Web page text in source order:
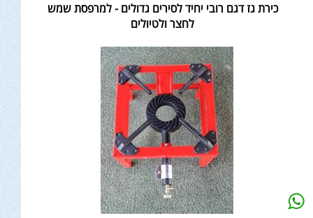
כירת גז דגם רובי יחיד לסירים גדולים - למרפסת שמש
לחצר ולטיולים